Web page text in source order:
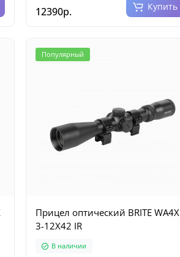
12390р. Купить
Популярный
Прицел оптический BRITE WA4X
3-12X42 IR
В наличии